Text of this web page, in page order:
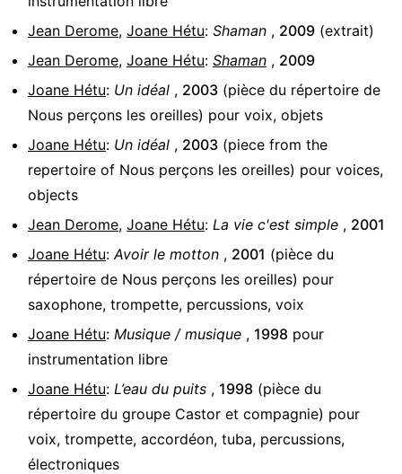
Jean Derome, Joane Hétu: Shaman , 2009 (extrait)
Jean Derome, Joane Hétu: Shaman , 2009
Joane Hétu: Un idéal , 2003 (pièce du répertoire de
Nous perçons les oreilles) pour voix, objets
Joane Hétu: Un idéal , 2003 (piece from the
repertoire of Nous perçons les oreilles) pour voices,
objects
Jean Derome, Joane Hétu: La vie c'est simple , 2001
Joane Hétu: Avoir le motton , 2001 (pièce du
répertoire de Nous perçons les oreilles) pour
saxophone, trompette, percussions, voix
Joane Hétu: Musique / musique , 1998 pour
instrumentation libre
Joane Hétu: L’eau du puits , 1998 (pièce du
répertoire du groupe Castor et compagnie) pour
voix, trompette, accordéon, tuba, percussions,
électroniques